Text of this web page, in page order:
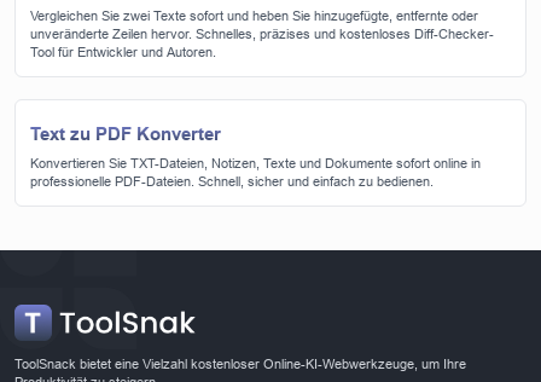
Vergleichen Sie zwei Texte sofort und heben Sie hinzugefügte, entfernte oder
unveränderte Zeilen hervor. Schnelles, präzises und kostenloses Diff-Checker-
Tool für Entwickler und Autoren.
Text zu PDF Konverter
Konvertieren Sie TXT-Dateien, Notizen, Texte und Dokumente sofort online in
professionelle PDF-Dateien. Schnell, sicher und einfach zu bedienen.
ToolSnack bietet eine Vielzahl kostenloser Online-KI-Webwerkzeuge, um Ihre